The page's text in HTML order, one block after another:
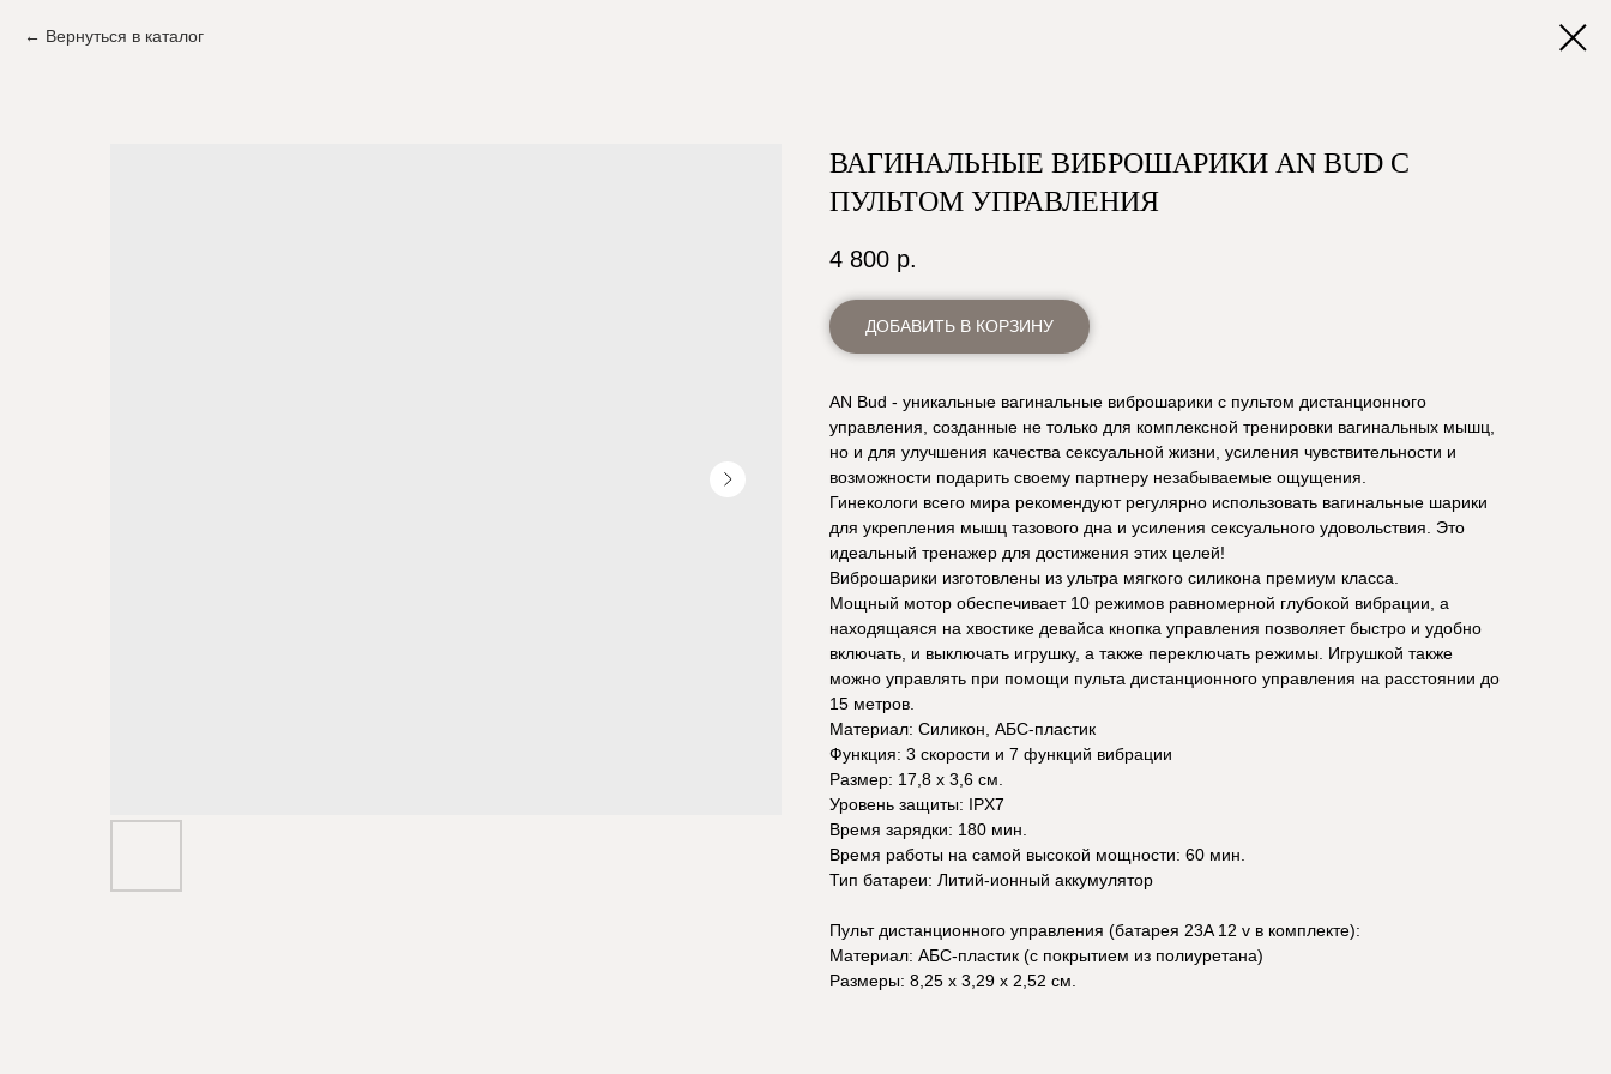
Вернуться в каталог
ВАГИНАЛЬНЫЕ ВИБРОШАРИКИ AN BUD С
ПУЛЬТОМ УПРАВЛЕНИЯ
4 800 р.
ДОБАВИТЬ В КОРЗИНУ
AN Bud - уникальные вагинальные виброшарики с пультом дистанционного
управления, созданные не только для комплексной тренировки вагинальных мышц,
но и для улучшения качества сексуальной жизни, усиления чувствительности и
возможности подарить своему партнеру незабываемые ощущения.
Гинекологи всего мира рекомендуют регулярно использовать вагинальные шарики
для укрепления мышц тазового дна и усиления сексуального удовольствия. Это
идеальный тренажер для достижения этих целей!
Виброшарики изготовлены из ультра мягкого силикона премиум класса.
Мощный мотор обеспечивает 10 режимов равномерной глубокой вибрации, а
находящаяся на хвостике девайса кнопка управления позволяет быстро и удобно
включать, и выключать игрушку, а также переключать режимы. Игрушкой также
можно управлять при помощи пульта дистанционного управления на расстоянии до
15 метров.
Материал: Силикон, АБС-пластик
Функция: 3 скорости и 7 функций вибрации
Размер: 17,8 х 3,6 см.
Уровень защиты: IPX7
Время зарядки: 180 мин.
Время работы на самой высокой мощности: 60 мин.
Тип батареи: Литий-ионный аккумулятор
Пульт дистанционного управления (батарея 23A 12 v в комплекте):
Материал: АБС-пластик (с покрытием из полиуретана)
Размеры: 8,25 х 3,29 х 2,52 см.